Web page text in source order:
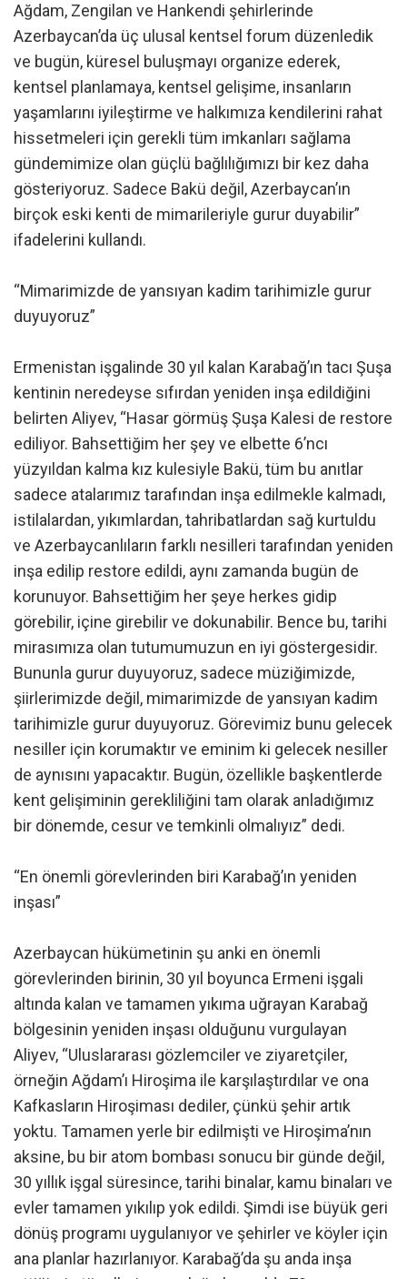
Ağdam, Zengilan ve Hankendi şehirlerinde
Azerbaycan’da üç ulusal kentsel forum düzenledik
ve bugün, küresel buluşmayı organize ederek,
kentsel planlamaya, kentsel gelişime, insanların
yaşamlarını iyileştirme ve halkımıza kendilerini rahat
hissetmeleri için gerekli tüm imkanları sağlama
gündemimize olan güçlü bağlılığımızı bir kez daha
gösteriyoruz. Sadece Bakü değil, Azerbaycan’ın
birçok eski kenti de mimarileriyle gurur duyabilir”
ifadelerini kullandı.
“Mimarimizde de yansıyan kadim tarihimizle gurur
duyuyoruz”
Ermenistan işgalinde 30 yıl kalan Karabağ’ın tacı Şuşa
kentinin neredeyse sıfırdan yeniden inşa edildiğini
belirten Aliyev, “Hasar görmüş Şuşa Kalesi de restore
ediliyor. Bahsettiğim her şey ve elbette 6’ncı
yüzyıldan kalma kız kulesiyle Bakü, tüm bu anıtlar
sadece atalarımız tarafından inşa edilmekle kalmadı,
istilalardan, yıkımlardan, tahribatlardan sağ kurtuldu
ve Azerbaycanlıların farklı nesilleri tarafından yeniden
inşa edilip restore edildi, aynı zamanda bugün de
korunuyor. Bahsettiğim her şeye herkes gidip
görebilir, içine girebilir ve dokunabilir. Bence bu, tarihi
mirasımıza olan tutumumuzun en iyi göstergesidir.
Bununla gurur duyuyoruz, sadece müziğimizde,
şiirlerimizde değil, mimarimizde de yansıyan kadim
tarihimizle gurur duyuyoruz. Görevimiz bunu gelecek
nesiller için korumaktır ve eminim ki gelecek nesiller
de aynısını yapacaktır. Bugün, özellikle başkentlerde
kent gelişiminin gerekliliğini tam olarak anladığımız
bir dönemde, cesur ve temkinli olmalıyız” dedi.
“En önemli görevlerinden biri Karabağ’ın yeniden
inşası”
Azerbaycan hükümetinin şu anki en önemli
görevlerinden birinin, 30 yıl boyunca Ermeni işgali
altında kalan ve tamamen yıkıma uğrayan Karabağ
bölgesinin yeniden inşası olduğunu vurgulayan
Aliyev, “Uluslararası gözlemciler ve ziyaretçiler,
örneğin Ağdam’ı Hiroşima ile karşılaştırdılar ve ona
Kafkasların Hiroşiması dediler, çünkü şehir artık
yoktu. Tamamen yerle bir edilmişti ve Hiroşima’nın
aksine, bu bir atom bombası sonucu bir günde değil,
30 yıllık işgal süresince, tarihi binalar, kamu binaları ve
evler tamamen yıkılıp yok edildi. Şimdi ise büyük geri
dönüş programı uygulanıyor ve şehirler ve köyler için
ana planlar hazırlanıyor. Karabağ’da şu anda inşa